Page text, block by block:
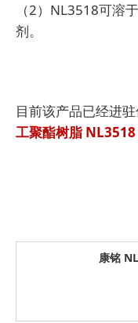
（2）NL3518可溶
剂。
目前该产品已经进
工聚酯树脂 NL3518
康铭